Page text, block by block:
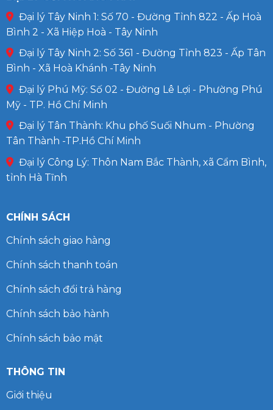
Đại lý Tây Ninh 1: Số 70 - Đường Tỉnh 822 - Ấp Hoà
Bình 2 - Xã Hiệp Hoà - Tây Ninh
Đại lý Tây Ninh 2: Số 361 - Đường Tỉnh 823 - Ấp Tân
Bình - Xã Hoà Khánh -Tây Ninh
Đại lý Phú Mỹ: Số 02 - Đường Lê Lợi - Phường Phú
Mỹ - TP. Hồ Chí Minh
Đại lý Tân Thành: Khu phố Suối Nhum - Phường
Tân Thành -TP.Hồ Chí Minh
Đại lý Công Lý: Thôn Nam Bắc Thành, xã Cẩm Bình,
tỉnh Hà Tĩnh
CHÍNH SÁCH
Chính sách giao hàng
Chính sách thanh toán
Chính sách đổi trả hàng
Chính sách bảo hành
Chính sách bảo mật
THÔNG TIN
Giới thiệu